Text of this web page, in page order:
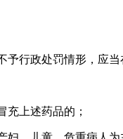
行政处罚情形，应当
充上述药品的；